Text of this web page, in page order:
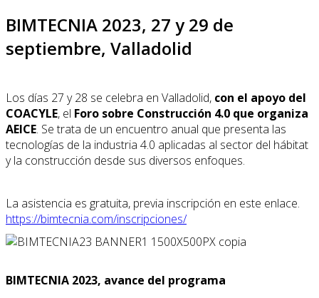
BIMTECNIA 2023, 27 y 29 de
septiembre, Valladolid
Los días 27 y 28 se celebra en Valladolid, con el apoyo del
COACYLE, el Foro sobre Construcción 4.0 que organiza
AEICE. Se trata de un encuentro anual que presenta las
tecnologías de la industria 4.0 aplicadas al sector del hábitat
y la construcción desde sus diversos enfoques.
La asistencia es gratuita, previa inscripción en este enlace.
https://bimtecnia.com/inscripciones/
BIMTECNIA 2023, avance del programa